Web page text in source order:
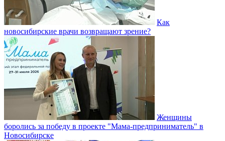
Как
новосибирские врачи возвращают зрение?
Женщины
боролись за победу в проекте "Мама-предприниматель" в
Новосибирске